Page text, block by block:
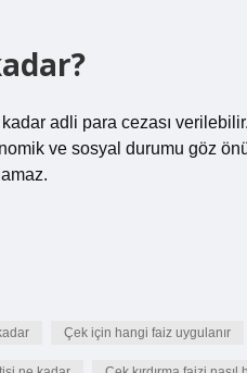
adli para cezası
ve sosyal durumu göz
Çek için hangi faiz uygulanır